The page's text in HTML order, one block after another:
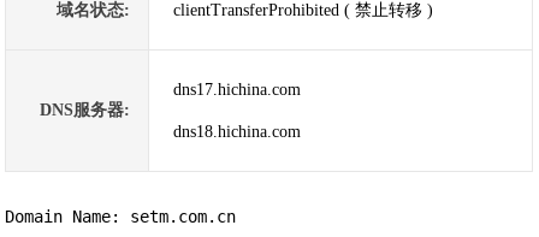
域名状态: clientTransferProhibited ( 禁止转移 )
DNS服务器:
dns17.hichina.com
dns18.hichina.com
Domain Name: setm.com.cn